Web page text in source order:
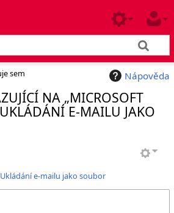
Nápověda
sem
NA „MICROSOFT
E-MAILU JAKO
e-mailu jako soubor